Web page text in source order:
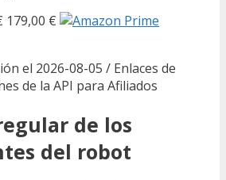
179,00 €
el 2026-08-05 / Enlaces de
de la API para Afiliados
de los
del robot